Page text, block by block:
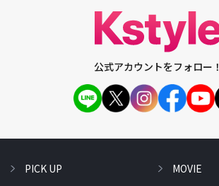
公式アカウントをフォロー！
PICK UP MOVIE